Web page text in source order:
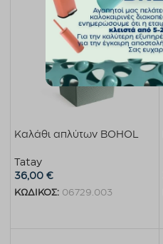
Καλάθι απλύτων BOHOL
Tatay
36,00 €
ΚΩΔΙΚΟΣ: 06729.003